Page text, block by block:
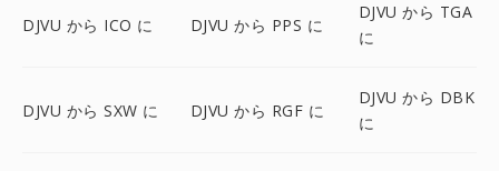
DJVU から ICO に DJVU から PPS に
DJVU から TGA
に
DJVU から SXW に DJVU から RGF に
DJVU から DBK
に